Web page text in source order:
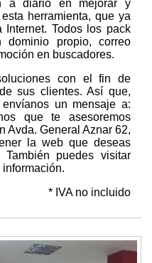
a diario en mejorar y
herramienta, que ya
Todos los pack
dominio propio, correo
en buscadores.
con el fin de
sus clientes. Así que,
un mensaje a:
que te asesoremos
Avda. General Aznar 62,
la web que deseas
puedes visitar
información.
* IVA no incluido